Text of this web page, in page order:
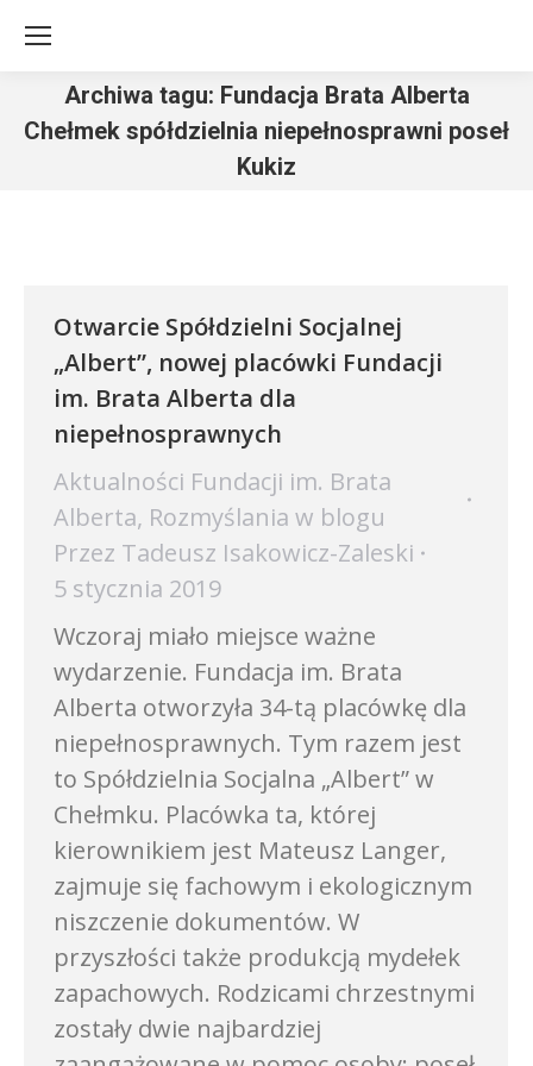
Archiwa tagu: Fundacja Brata Alberta
Chełmek spółdzielnia niepełnosprawni poseł
Kukiz
Otwarcie Spółdzielni Socjalnej
„Albert”, nowej placówki Fundacji
im. Brata Alberta dla
niepełnosprawnych
Aktualności Fundacji im. Brata
Alberta, Rozmyślania w blogu
Przez Tadeusz Isakowicz-Zaleski
5 stycznia 2019
Wczoraj miało miejsce ważne
wydarzenie. Fundacja im. Brata
Alberta otworzyła 34-tą placówkę dla
niepełnosprawnych. Tym razem jest
to Spółdzielnia Socjalna „Albert” w
Chełmku. Placówka ta, której
kierownikiem jest Mateusz Langer,
zajmuje się fachowym i ekologicznym
niszczenie dokumentów. W
przyszłości także produkcją mydełek
zapachowych. Rodzicami chrzestnymi
zostały dwie najbardziej